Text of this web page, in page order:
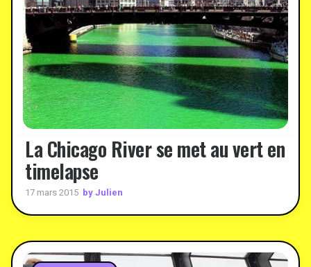
La Chicago River se met au vert en
timelapse
17 mars 2015 by Julien